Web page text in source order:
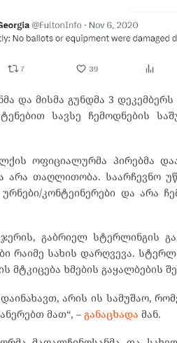
და მისმა გუნდმა 3
სავსე ჩემოდნების
ოფიციალურმა პირებმა
არა თაღლითობა. საარჩევნო
კონტეინერები და არა
გაბრიელ სტერლინგის
რაიმე სახის დარღვევა.
ხმების გაყალბების
არის ის სამუშაო,
მათ“, – განაცხადა მან.